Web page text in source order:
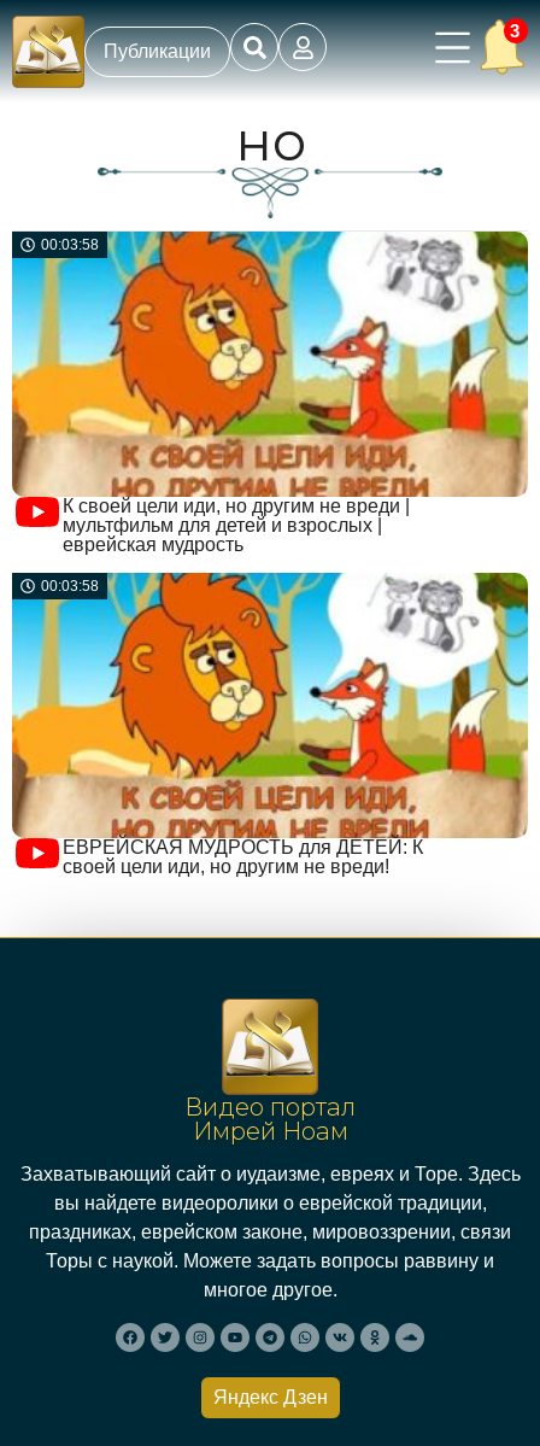
Публикации
3
но
00:03:58
К своей цели иди, но другим не вреди |
мультфильм для детей и взрослых |
еврейская мудрость
00:03:58
ЕВРЕЙСКАЯ МУДРОСТЬ для ДЕТЕЙ: К
своей цели иди, но другим не вреди!
Видео портал
Имрей Ноам
Захватывающий сайт о иудаизме, евреях и Торе. Здесь
вы найдете видеоролики о еврейской традиции,
праздниках, еврейском законе, мировоззрении, связи
Торы с наукой. Можете задать вопросы раввину и
многое другое.
Яндекс Дзен